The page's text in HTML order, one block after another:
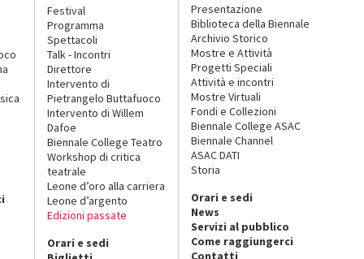
Festival
Programma
Spettacoli
Talk - Incontri
Direttore
Intervento di
Pietrangelo Buttafuoco
Intervento di Willem
Dafoe
Biennale College Teatro
Workshop di critica
teatrale
Leone d’oro alla carriera
Leone d’argento
Edizioni passate
Orari e sedi
Presentazione
Biblioteca della Biennale
Archivio Storico
Mostre e Attività
Progetti Speciali
Attività e incontri
Mostre Virtuali
Fondi e Collezioni
Biennale College ASAC
Biennale Channel
ASAC DATI
Storia
Orari e sedi
News
Servizi al pubblico
Come raggiungerci
Contatti